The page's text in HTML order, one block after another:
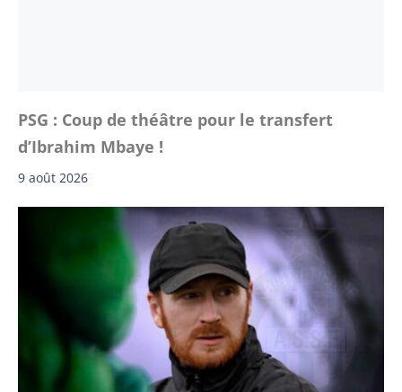
PSG : Coup de théâtre pour le transfert
d’Ibrahim Mbaye !
9 août 2026